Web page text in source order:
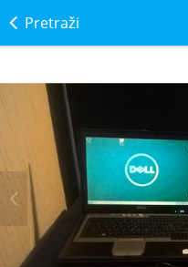
Pretraži